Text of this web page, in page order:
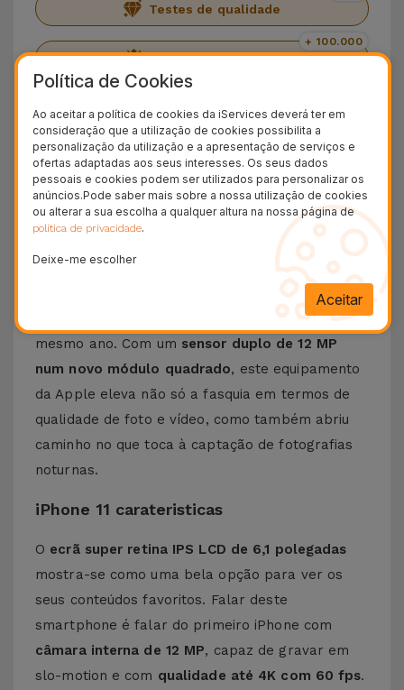
Testes de qualidade
Clientes satisfeitos
+ 100.000
Entrega Grátis
Conheça o iPhone 11
foi apresentado
com um design semelhante ao
iPhone XR
, um
equipamento que apresenta especificações
bastante semelhantes aos topo de gama do
mesmo ano. Com um sensor duplo de 12 MP
num novo módulo quadrado, este equipamento
da Apple eleva não só a fasquia em termos de
qualidade de foto e vídeo, como também abriu
caminho no que toca à captação de fotografias
noturnas.
iPhone 11 carateristicas
O ecrã super retina IPS LCD de 6,1 polegadas
mostra-se como uma bela opção para ver os
seus conteúdos favoritos. Falar deste
smartphone é falar do primeiro iPhone com
câmara interna de 12 MP, capaz de gravar em
slo-motion e com qualidade até 4K com 60 fps.
Política de Cookies
Ao aceitar a política de cookies da iServices deverá ter em
consideração que a utilização de cookies possibilita a
personalização da utilização e a apresentação de serviços e
ofertas adaptadas aos seus interesses. Os seus dados
pessoais e cookies podem ser utilizados para personalizar os
anúncios.Pode saber mais sobre a nossa utilização de cookies
ou alterar a sua escolha a qualquer altura na nossa página de
política de privacidade.
Deixe-me escolher
Aceitar